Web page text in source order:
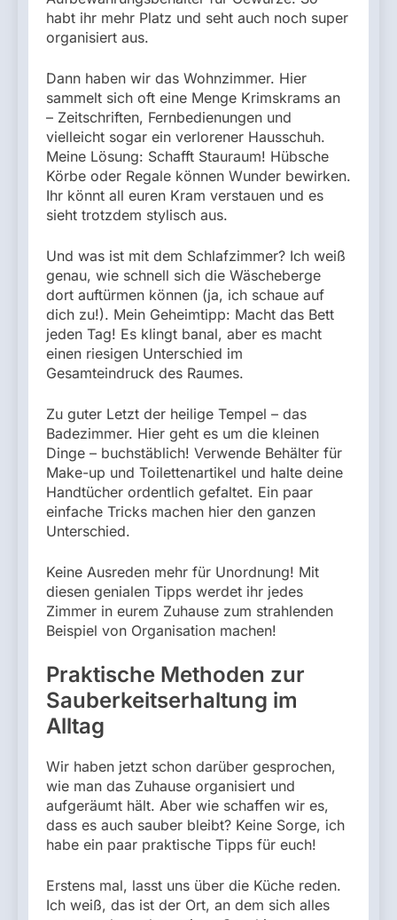
habt ihr mehr Platz und seht auch noch super
organisiert aus.
Dann haben wir das Wohnzimmer. Hier
sammelt sich oft eine Menge Krimskrams an
– Zeitschriften, Fernbedienungen und
vielleicht sogar ein verlorener Hausschuh.
Meine Lösung: Schafft Stauraum! Hübsche
Körbe oder Regale können Wunder bewirken.
Ihr könnt all euren Kram verstauen und es
sieht trotzdem stylisch aus.
Und was ist mit dem Schlafzimmer? Ich weiß
genau, wie schnell sich die Wäscheberge
dort auftürmen können (ja, ich schaue auf
dich zu!). Mein Geheimtipp: Macht das Bett
jeden Tag! Es klingt banal, aber es macht
einen riesigen Unterschied im
Gesamteindruck des Raumes.
Zu guter Letzt der heilige Tempel – das
Badezimmer. Hier geht es um die kleinen
Dinge – buchstäblich! Verwende Behälter für
Make-up und Toilettenartikel und halte deine
Handtücher ordentlich gefaltet. Ein paar
einfache Tricks machen hier den ganzen
Unterschied.
Keine Ausreden mehr für Unordnung! Mit
diesen genialen Tipps werdet ihr jedes
Zimmer in eurem Zuhause zum strahlenden
Beispiel von Organisation machen!
Praktische Methoden zur
Sauberkeitserhaltung im
Alltag
Wir haben jetzt schon darüber gesprochen,
wie man das Zuhause organisiert und
aufgeräumt hält. Aber wie schaffen wir es,
dass es auch sauber bleibt? Keine Sorge, ich
habe ein paar praktische Tipps für euch!
Erstens mal, lasst uns über die Küche reden.
Ich weiß, das ist der Ort, an dem sich alles